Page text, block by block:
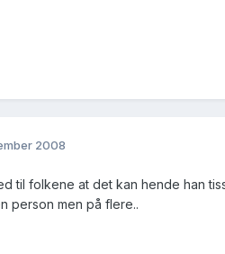
2008
til folkene at det kan hende han
person men på flere..